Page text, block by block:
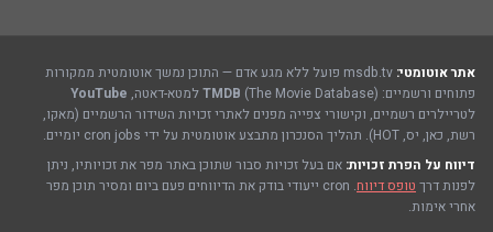
אתר אוטומטי:
msdb.tv פועל ללא מגע אדם — התוכן נמשך אוטומטית ממקורות
פתוחים ורשמיים:
TMDB (The Movie Database) למטא-דאטה,
YouTube
לטריילרים רשמיים, וקישורי צפייה מפנים לאתרי זכויות השידור הרשמיים (מאקו,
רשת, כאן, יס, HOT). תהליך הסנכרון מתבצע אוטומטית על ידי cron jobs יומיים.
דיווח על הפרת זכויות: אם בעל זכויות סבור שתוכן באתר מפר את זכויותיו, ניתן
לפנות דרך טופס דיווח
. cron ייעודי בודק את הדיווחים פעם ביום ומסיר תוכן מפר
אחרי אימות.